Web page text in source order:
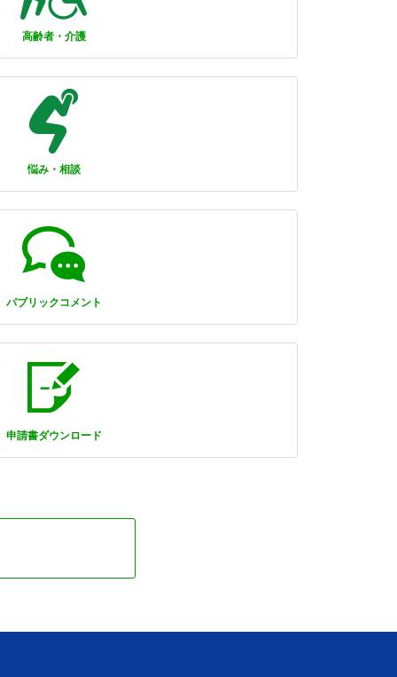
高齢者・介護
悩み・相談
パブリックコメント
申請書ダウンロード